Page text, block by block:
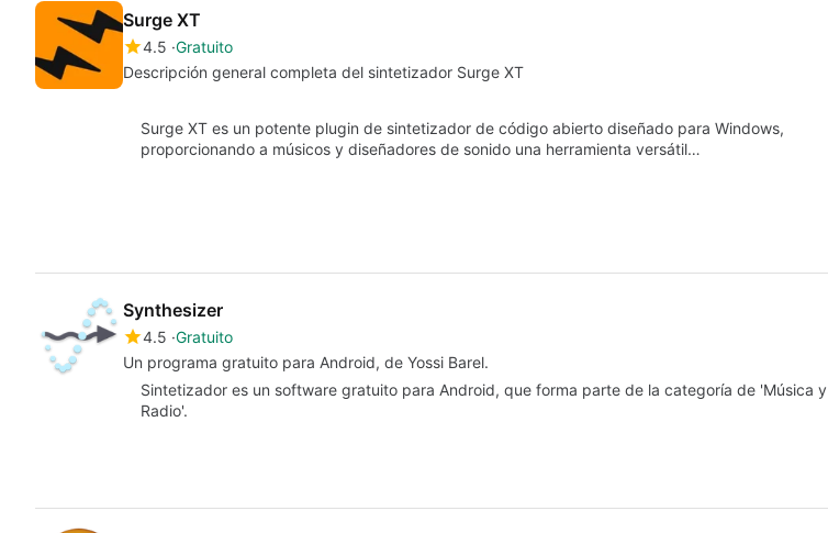
Surge XT
4.5 Gratuito
Descripción general completa del sintetizador Surge XT
Surge XT es un potente plugin de sintetizador de código abierto diseñado para Windows,
proporcionando a músicos y diseñadores de sonido una herramienta versátil…
Synthesizer
4.5 Gratuito
Un programa gratuito para Android, de Yossi Barel.
Sintetizador es un software gratuito para Android, que forma parte de la categoría de 'Música y
Radio'.